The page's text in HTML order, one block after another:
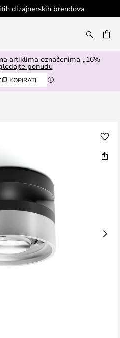
dizajnerskih brendova
artiklima označenima „16%
ponudu
KOPIRATI